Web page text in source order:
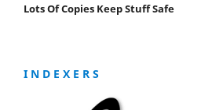
Lots Of Copies Keep Stuff Safe
I N D E X E R S